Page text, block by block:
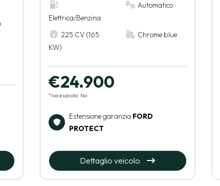
Elettrica/Benzina
Automatico
225 CV (165
KW)
Chrome blue
€24.900
*Iva esposta: No
Estensione garanzia FORD
PROTECT
Dettaglio veicolo